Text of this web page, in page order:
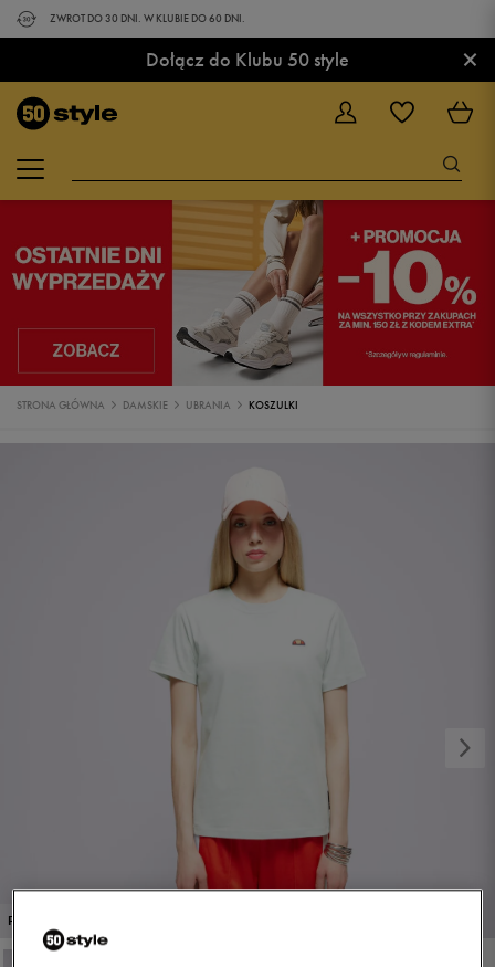
ZWROT DO 30 DNI. W KLUBIE DO 60 DNI.
Dołącz do Klubu 50 style ×
STRONA GŁÓWNA DAMSKIE UBRANIA KOSZULKI
PROMO: DO -30%